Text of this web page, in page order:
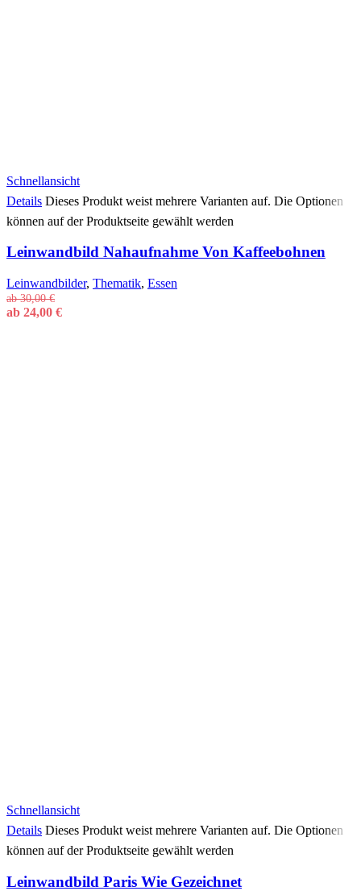
Schnellansicht
Details Dieses Produkt weist mehrere Varianten auf. Die Optionen
können auf der Produktseite gewählt werden
Leinwandbild Nahaufnahme Von Kaffeebohnen
Leinwandbilder, Thematik, Essen
ab30,00€
ab 24,00 €
Schnellansicht
Details Dieses Produkt weist mehrere Varianten auf. Die Optionen
können auf der Produktseite gewählt werden
Leinwandbild Paris Wie Gezeichnet